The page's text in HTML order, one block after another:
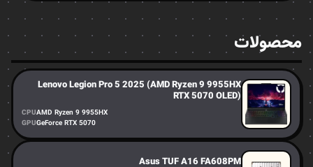
محصولات
Lenovo Legion Pro 5 2025 (AMD Ryzen 9 9955HX
RTX 5070 OLED)
CPUAMD Ryzen 9 9955HX
GPUGeForce RTX 5070
Asus TUF A16 FA608PM